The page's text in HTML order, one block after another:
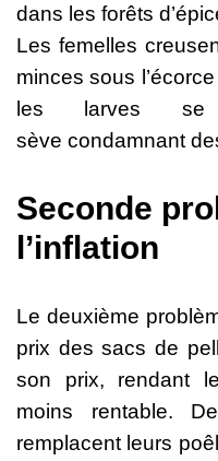
dans les forêts
Les femelles
minces sous l’écorce
les
larves se
sève condamnant
Seconde
l’inflation
Le deuxième
prix des sacs de
son prix,
rendant le
moins
rentable. De
remplacent leurs